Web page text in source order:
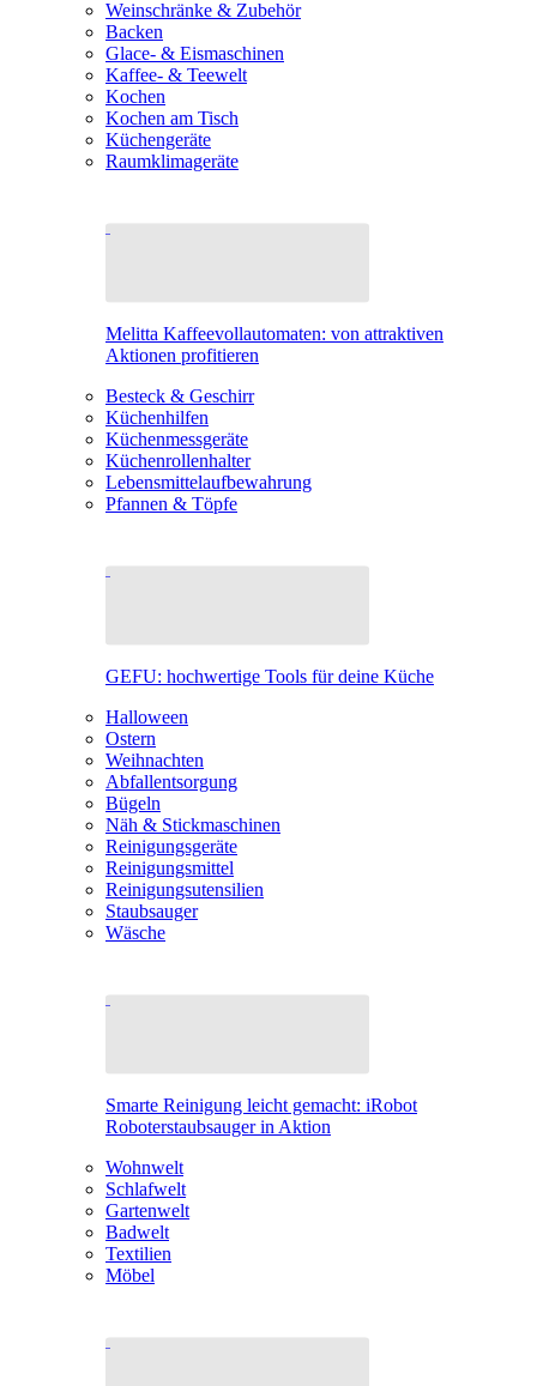
Weinschränke & Zubehör
Backen
Glace- & Eismaschinen
Kaffee- & Teewelt
Kochen
Kochen am Tisch
Küchengeräte
Raumklimageräte
Melitta Kaffeevollautomaten: von attraktiven
Aktionen profitieren
Besteck & Geschirr
Küchenhilfen
Küchenmessgeräte
Küchenrollenhalter
Lebensmittelaufbewahrung
Pfannen & Töpfe
GEFU: hochwertige Tools für deine Küche
Halloween
Ostern
Weihnachten
Abfallentsorgung
Bügeln
Näh & Stickmaschinen
Reinigungsgeräte
Reinigungsmittel
Reinigungsutensilien
Staubsauger
Wäsche
Smarte Reinigung leicht gemacht: iRobot
Roboterstaubsauger in Aktion
Wohnwelt
Schlafwelt
Gartenwelt
Badwelt
Textilien
Möbel